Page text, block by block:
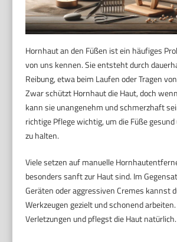
Hornhaut an den Füßen ist ein häufiges
von uns kennen. Sie entsteht durch
Reibung, etwa beim Laufen oder Tragen
Zwar schützt Hornhaut die Haut, doch
kann sie unangenehm und schmerzhaft
richtige Pflege wichtig, um die Füße
zu halten.
Viele setzen auf manuelle
besonders sanft zur Haut sind. Im
Geräten oder aggressiven Cremes kannst
Werkzeugen gezielt und schonend
Verletzungen und pflegst die Haut natürlich.